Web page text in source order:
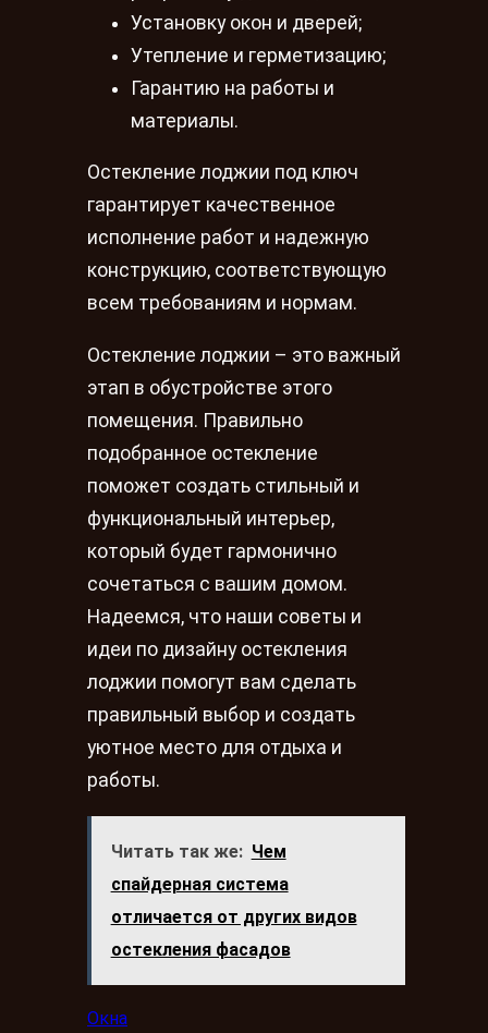
Установку окон и дверей;
Утепление и герметизацию;
Гарантию на работы и
материалы.
Остекление лоджии под ключ
гарантирует качественное
исполнение работ и надежную
конструкцию, соответствующую
всем требованиям и нормам.
Остекление лоджии – это важный
этап в обустройстве этого
помещения. Правильно
подобранное остекление
поможет создать стильный и
функциональный интерьер,
который будет гармонично
сочетаться с вашим домом.
Надеемся, что наши советы и
идеи по дизайну остекления
лоджии помогут вам сделать
правильный выбор и создать
уютное место для отдыха и
работы.
Читать так же: Чем
спайдерная система
отличается от других видов
остекления фасадов
Окна